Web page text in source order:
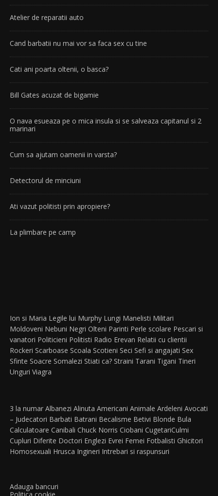
Atelier de reparatii auto
Cand barbatii nu mai vor sa faca sex cu tine
Cati ani poarta oltenii, o basca?
Bill Gates acuzat de bigamie
O nava esueaza pe o mica insula si se salveaza capitanul si 2
marinari
Cum sa ajutam oamenii in varsta?
Detectorul de minciuni
Ati vazut politisti prin apropiere?
La plimbare pe camp
Ion si Maria Legile lui Murphy Lungi Manelisti Militari
Moldoveni Nebuni Negri Olteni Parinti Perle scolare Pescari si
vanatori Politicieni Politisti Radio Erevan Relatii cu clientii
Rockeri Scarboase Scoala Scotieni Seci Sefi si angajati Sex
Sfinte Soacre Somalezi Stiati ca? Straini Tarani Tigani Tineri
Unguri Viagra
3 la numar Albanezi Alinuta Americani Animale Ardeleni Avocati
– Judecatori Barbati Batrani Becalisme Betivi Blonde Bula
Calculatoare Canibali Chuck Norris Ciobani CugetariCulmi
Cupluri Diferite Doctori Englezi Evrei Femei Fotbalisti Ghicitori
Homosexuali Hrusca Ingineri Intrebari si raspunsuri
Adauga bancuri